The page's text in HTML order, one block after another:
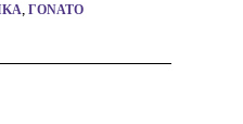
,ΓΌΝΑΤΟ